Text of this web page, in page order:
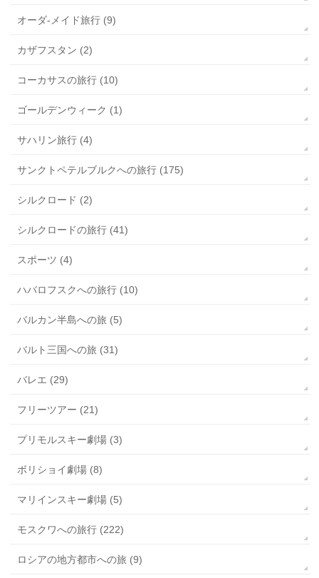
オーダ-メイド旅行 (9)
カザフスタン (2)
コーカサスの旅行 (10)
ゴールデンウィーク (1)
サハリン旅行 (4)
サンクトペテルブルクへの旅行 (175)
シルクロード (2)
シルクロードの旅行 (41)
スポーツ (4)
ハバロフスクへの旅行 (10)
バルカン半島への旅 (5)
バルト三国への旅 (31)
バレエ (29)
フリーツアー (21)
プリモルスキー劇場 (3)
ボリショイ劇場 (8)
マリインスキー劇場 (5)
モスクワへの旅行 (222)
ロシアの地方都市への旅 (9)